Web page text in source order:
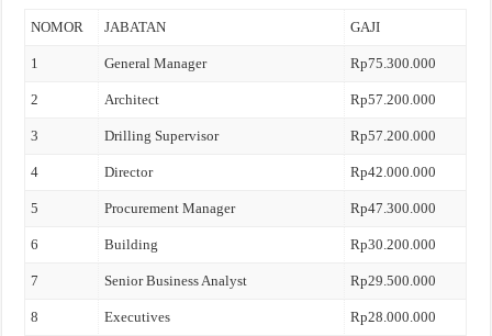
NOMOR JABATAN GAJI
1 General Manager Rp75.300.000
2 Architect Rp57.200.000
3 Drilling Supervisor Rp57.200.000
4 Director Rp42.000.000
5 Procurement Manager Rp47.300.000
6 Building Rp30.200.000
7 Senior Business Analyst Rp29.500.000
8 Executives Rp28.000.000